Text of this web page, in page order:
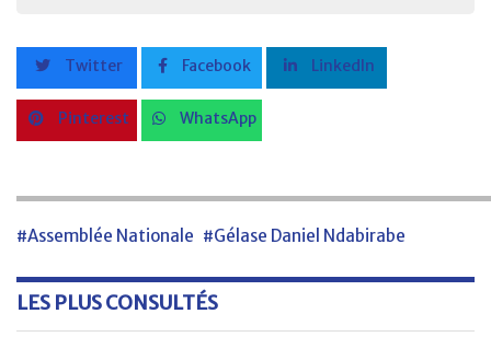
Twitter Facebook LinkedIn
Pinterest WhatsApp
#Assemblée Nationale #Gélase Daniel Ndabirabe
LES PLUS CONSULTÉS